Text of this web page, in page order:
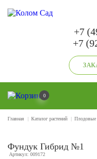
+7
+7
0
Главная Каталог растений Плодовые
Фундук Гибрид №1
Артикул: 009172